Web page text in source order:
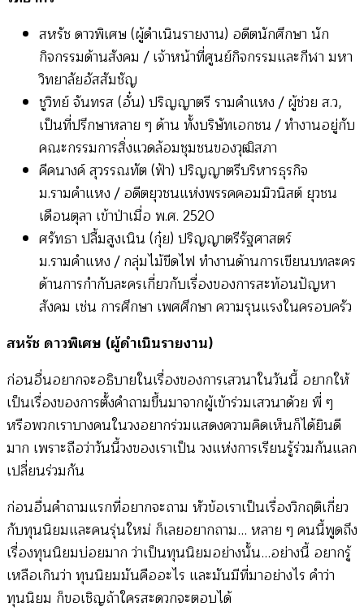
ของ
ระบบ
(5
กุมภาพันธ์
2547)
สหรัช ดาวพิเศษ (ผู้ดำเนินรายงาน) อดีตนักศึกษา นัก
กิจกรรมด้านสังคม / เจ้าหน้าที่ศูนย์กิจกรรมและกีฬา มหา
วิทยาลัยอัสสัมชัญ
ชูวิทย์ จันทรส (อั๋น) ปริญญาตรี รามคำแหง / ผู้ช่วย ส.ว,
เป็นที่ปรึกษาหลาย ๆ ด้าน ทั้งบริษัทเอกชน / ทำงานอยู่กับ
คณะกรรมการสิ่งแวดล้อมชุมชนของวุฒิสภา
คีคนางค์ สุวรรณทัต (ฟ้า) ปริญญาตรีบริหารธุรกิจ
ม.รามคำแหง / อดีตยุวชนแห่งพรรคคอมมิวนิสต์ ยุวชน
เดือนตุลา เข้าป่าเมื่อ พ.ศ. 2520
ศรัทธา ปลื้มสูงเนิน (กุ๋ย) ปริญญาตรีรัฐศาสตร์
ม.รามคำแหง / กลุ่มไม้ขีดไฟ ทำงานด้านการเขียนบทละคร
ด้านการกำกับละครเกี่ยวกับเรื่องของการสะท้อนปัญหา
สังคม เช่น การศึกษา เพศศึกษา ความรุนแรงในครอบครัว
สหรัช ดาวพิเศษ (ผู้ดำเนินรายงาน)
ก่อนอื่นอยากจะอธิบายในเรื่องของการเสวนาในวันนี้ อยากให้
เป็นเรื่องของการตั้งคำถามขึ้นมาจากผู้เข้าร่วมเสวนาด้วย พี่ ๆ
หรือพวกเราบางคนในวงอยากร่วมแสดงความคิดเห็นก็ได้ยินดี
มาก เพราะถือว่าวันนี้วงของเราเป็น วงแห่งการเรียนรู้ร่วมกันแลก
เปลี่ยนร่วมกัน
ก่อนอื่นคำถามแรกที่อยากจะถาม หัวข้อเราเป็นเรื่องวิกฤติเกี่ยว
กับทุนนิยมและคนรุ่นใหม่ ก็เลยอยากถาม… หลาย ๆ คนนี้พูดถึง
เรื่องทุนนิยมบ่อยมาก ว่าเป็นทุนนิยมอย่างนั้น…อย่างนี้ อยากรู้
เหลือเกินว่า ทุนนิยมมันคืออะไร และมันมีที่มาอย่างไร คำว่า
ทุนนิยม ก็ขอเชิญถ้าใครสะดวกจะตอบได้